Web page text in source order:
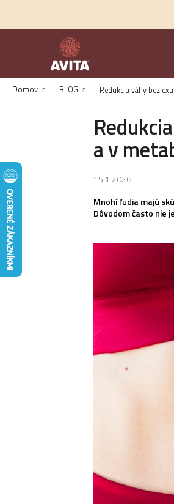
obsah
Domov BLOG Redukcia váhy bez
a v
15.1.2026
Mnohí ľudia majú
Dôvodom často nie
Späť
obchodu